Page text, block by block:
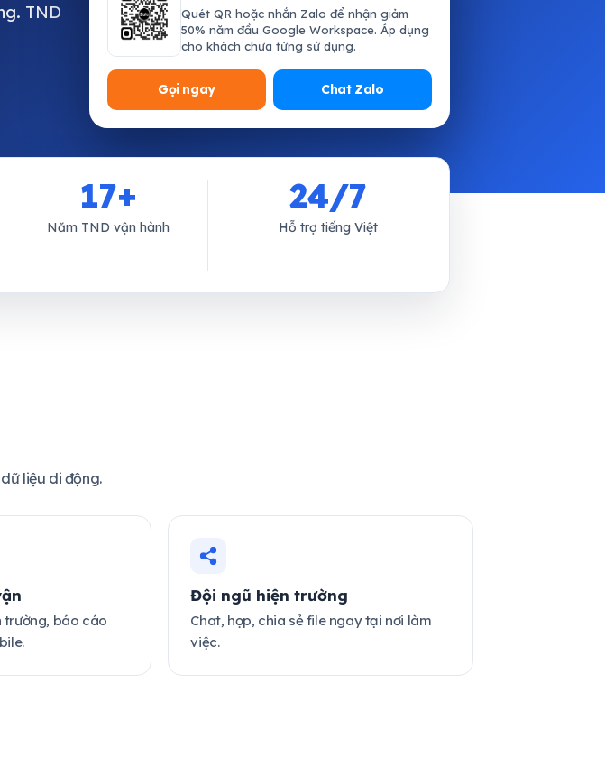
TND
Quét QR hoặc nhắn Zalo để nhận giảm
50% năm đầu Google Workspace. Áp dụng
cho khách chưa từng sử dụng.
Gọi ngay Chat Zalo
17+
Năm TND vận hành
24/7
Hỗ trợ tiếng Việt
liệu di động.
trường, báo cáo
Đội ngũ hiện trường
Chat, họp, chia sẻ file ngay tại nơi làm
việc.